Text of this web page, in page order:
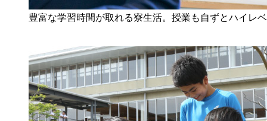
豊富な学習時間が取れる寮生活。授業も自ずとハイレ